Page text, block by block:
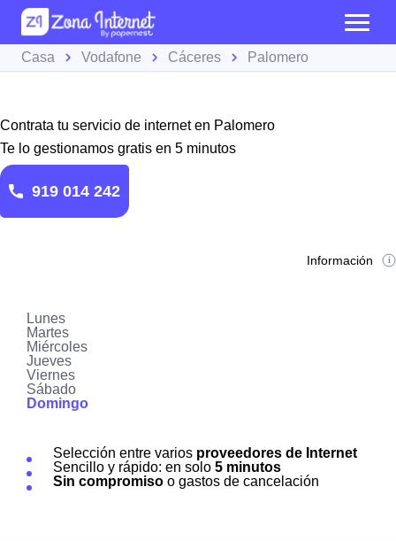
Casa Vodafone Cáceres Palomero
Contrata tu servicio de internet en Palomero
Te lo gestionamos gratis en 5 minutos
919 014 242
Información
Lunes
Martes
Miércoles
Jueves
Viernes
Sábado
Domingo
Selección entre varios proveedores de Internet
Sencillo y rápido: en solo 5 minutos
Sin compromiso o gastos de cancelación